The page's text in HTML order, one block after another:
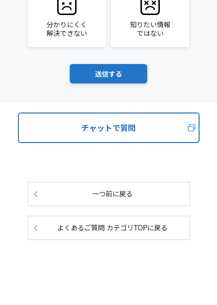
分かりにくく
解決できない
知りたい情報
ではない
チャットで質問
一つ前に戻る
よくあるご質問 カテゴリTOPに戻る